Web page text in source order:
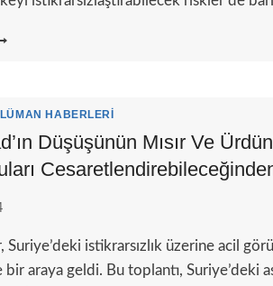
HABERLERI
Düşüşünün Mısır Ve
Suriye’deki istikrarsızlık üzerine acil
bir araya geldi. Bu toplantı, Suriye’deki